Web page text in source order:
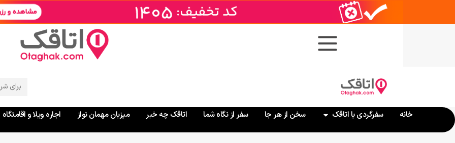
برای:
خانه سفرگردی با اتاقک سخن از هر جا سفر از نگاه شما اتاقک چه خبر میزبان مهمان نواز اجاره ویلا و اقامتگاه